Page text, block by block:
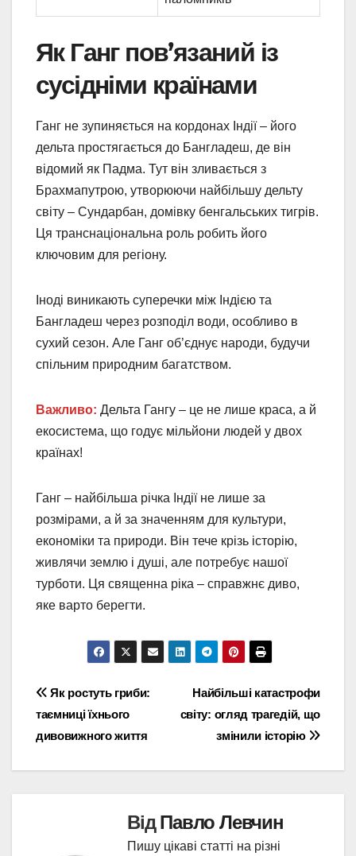
Як Ганг пов’язаний із
сусідніми країнами
Ганг не зупиняється на кордонах Індії – його
дельта простягається до Бангладеш, де він
відомий як Падма. Тут він зливається з
Брахмапутрою, утворюючи найбільшу дельту
світу – Сундарбан, домівку бенгальських тигрів.
Ця транснаціональна роль робить його
ключовим для регіону.
Іноді виникають суперечки між Індією та
Бангладеш через розподіл води, особливо в
сухий сезон. Але Ганг об’єднує народи, будучи
спільним природним багатством.
Важливо: Дельта Гангу – це не лише краса, а й
екосистема, що годує мільйони людей у двох
країнах!
Ганг – найбільша річка Індії не лише за
розмірами, а й за значенням для культури,
економіки та природи. Він тече крізь історію,
живлячи землю і душі, але потребує нашої
турботи. Ця священна ріка – справжнє диво,
яке варто берегти.
Навігація
записів
Найбільші катастрофи
світу: огляд трагедій, що
змінили історію
Як ростуть гриби:
таємниці їхнього
дивовижного життя
ВідПавло Левчин
Пишу цікаві статті на різні